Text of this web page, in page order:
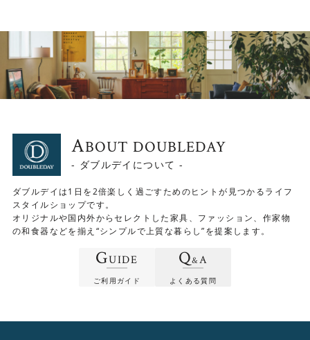
ABOUT DOUBLEDAY
- ダブルデイについて -
ダブルデイは1日を2倍楽しく過ごすためのヒントが見つかるライフ
スタイルショップです。
オリジナルや国内外からセレクトした家具、ファッション、作家物
の和食器などを揃え“シンプルで上質な暮らし”を提案します。
GUIDE
ご利用ガイド
Q&A
よくある質問